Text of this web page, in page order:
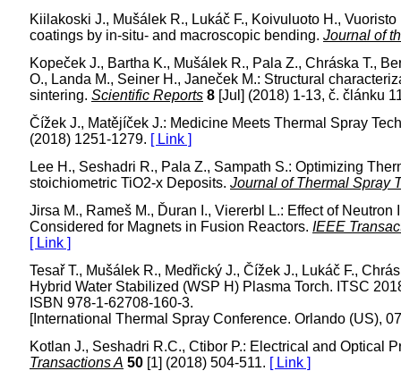
Kiilakoski J., Mušálek R., Lukáč F., Koivuluoto H.,
coatings by in-situ- and macroscopic bending. Journal of
Kopeček J., Bartha K., Mušálek R., Pala Z., Chráska T.,
O., Landa M., Seiner H., Janeček M.: Structural
sintering. Scientific Reports 8 [Jul] (2018) 1-13, č. článku
Čížek J., Matějíček J.: Medicine Meets Thermal Spray
(2018) 1251-1279. [ Link ]
Lee H., Seshadri R., Pala Z., Sampath S.: Optimizing
stoichiometric TiO2-x Deposits. Journal of Thermal Spray
Jirsa M., Rameš M., Ďuran I., Viererbl L.: Effect of
Considered for Magnets in Fusion Reactors. IEEE
[ Link ]
Tesař T., Mušálek R., Medřický J., Čížek J., Lukáč F.,
Hybrid Water Stabilized (WSP H) Plasma Torch. ITSC
ISBN 978-1-62708-160-3.
[International Thermal Spray Conference. Orlando (US),
Kotlan J., Seshadri R.C., Ctibor P.: Electrical and Optical
Transactions A 50 [1] (2018) 504-511. [ Link ]